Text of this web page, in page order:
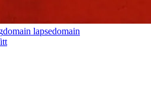
domain lapsedomain